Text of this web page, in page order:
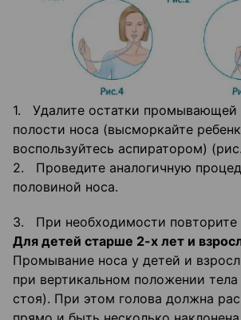
1. Удалите остатки промывающей
полости носа (высморкайте
воспользуйтесь аспиратором)
2. Проведите аналогичную
половиной носа.
3. При необходимости повторите
Для детей старше 2-х лет и
Промывание носа у детей и
при вертикальном положении
стоя). При этом голова должна